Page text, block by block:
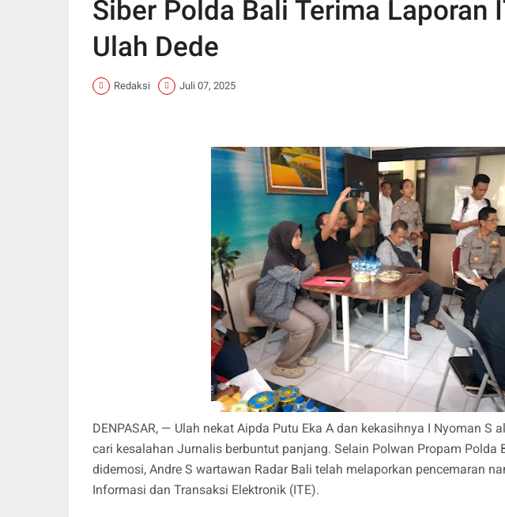
Siber Polda Bali Terima Laporan
Ulah Dede
Redaksi Juli 07, 2025
DENPASAR, — Ulah nekat Aipda Putu Eka A dan kekasihnya I Nyoman S
cari kesalahan Jurnalis berbuntut panjang. Selain Polwan Propam Polda
didemosi, Andre S wartawan Radar Bali telah melaporkan pencemaran
Informasi dan Transaksi Elektronik (ITE).